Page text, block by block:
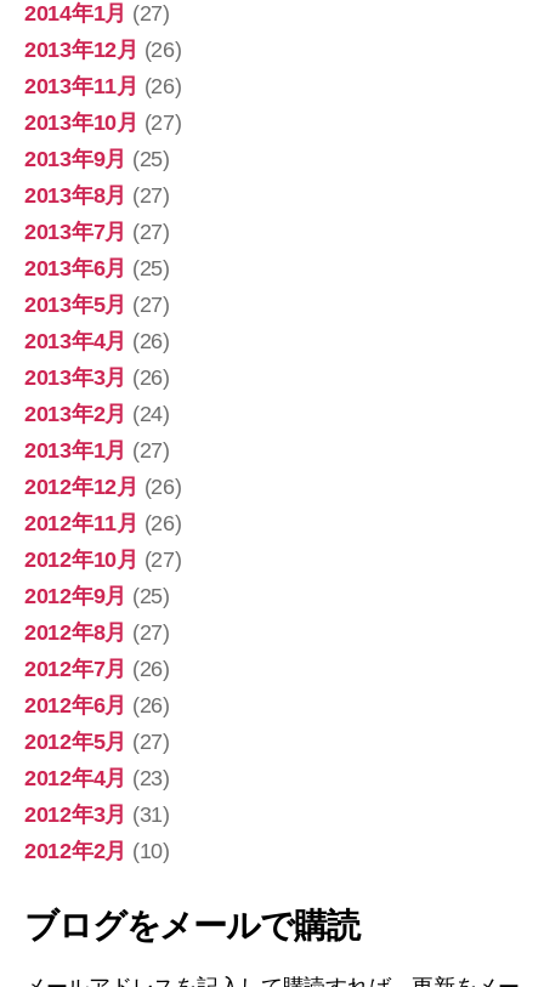
2014年1月 (27)
2013年12月 (26)
2013年11月 (26)
2013年10月 (27)
2013年9月 (25)
2013年8月 (27)
2013年7月 (27)
2013年6月 (25)
2013年5月 (27)
2013年4月 (26)
2013年3月 (26)
2013年2月 (24)
2013年1月 (27)
2012年12月 (26)
2012年11月 (26)
2012年10月 (27)
2012年9月 (25)
2012年8月 (27)
2012年7月 (26)
2012年6月 (26)
2012年5月 (27)
2012年4月 (23)
2012年3月 (31)
2012年2月 (10)
ブログをメールで購読